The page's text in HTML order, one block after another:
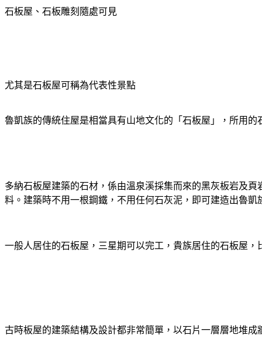
石板屋、石板雕刻隨處可見
尤其是石板屋可稱為代表性景點
魯凱族的傳統住屋是相當具有山地文化的「石板屋」，所用
多納石板屋建築的石材，係由溫泉溪採集而來的黑灰板岩及頁
料。建築時不用一根鋼鐵，不用任何石灰泥，即可建造出魯凱
一般人居住的石板屋，三星期可以完工，貴族居住的石板屋
古時板屋的建築結構及設計都非常簡單，以石片一層層地堆